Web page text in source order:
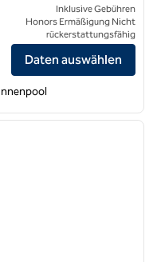
Los Angeles
Inklusive Gebühren
Honors Ermäßigung Nicht
rückerstattungsfähig
Daten auswählen
Innenpool